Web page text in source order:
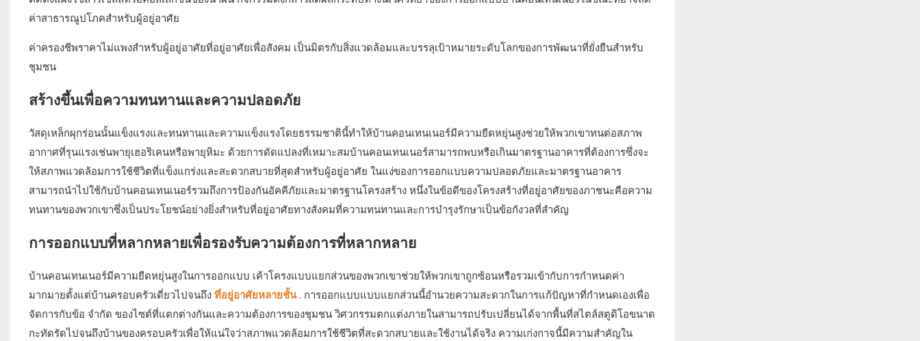
ค่าสาธารณูปโภคสำหรับผู้อยู่อาศัย
ค่าครองชีพราคาไม่แพงสำหรับผู้อยู่อาศัยที่อยู่อาศัยเพื่อสังคม เป็นมิตรกับสิ่งแวดล้อมและบรรลุเป้าหมายระดับโลกของการพัฒนาที่ยั่งยืนสำหรับ
ชุมชน
สร้างขึ้นเพื่อความทนทานและความปลอดภัย
วัสดุเหล็กผุกร่อนนั้นแข็งแรงและทนทานและความแข็งแรงโดยธรรมชาตินี้ทำให้บ้านคอนเทนเนอร์มีความยืดหยุ่นสูงช่วยให้พวกเขาทนต่อสภาพ
อากาศที่รุนแรงเช่นพายุเฮอริเคนหรือพายุหิมะ ด้วยการดัดแปลงที่เหมาะสมบ้านคอนเทนเนอร์สามารถพบหรือเกินมาตรฐานอาคารที่ต้องการซึ่งจะ
ให้สภาพแวดล้อมการใช้ชีวิตที่แข็งแกร่งและสะดวกสบายที่สุดสำหรับผู้อยู่อาศัย ในแง่ของการออกแบบความปลอดภัยและมาตรฐานอาคาร
สามารถนำไปใช้กับบ้านคอนเทนเนอร์รวมถึงการป้องกันอัคคีภัยและมาตรฐานโครงสร้าง หนึ่งในข้อดีของโครงสร้างที่อยู่อาศัยของภาชนะคือความ
ทนทานของพวกเขาซึ่งเป็นประโยชน์อย่างยิ่งสำหรับที่อยู่อาศัยทางสังคมที่ความทนทานและการบำรุงรักษาเป็นข้อกังวลที่สำคัญ
การออกแบบที่หลากหลายเพื่อรองรับความต้องการที่หลากหลาย
บ้านคอนเทนเนอร์มีความยืดหยุ่นสูงในการออกแบบ เค้าโครงแบบแยกส่วนของพวกเขาช่วยให้พวกเขาถูกซ้อนหรือรวมเข้ากับการกำหนดค่า
มากมายตั้งแต่บ้านครอบครัวเดี่ยวไปจนถึงที่อยู่อาศัยหลายชั้น. การออกแบบแบบแยกส่วนนี้อำนวยความสะดวกในการแก้ปัญหาที่กำหนดเองเพื่อ
จัดการกับข้อ จำกัด ของไซต์ที่แตกต่างกันและความต้องการของชุมชน วิศวกรรมตกแต่งภายในสามารถปรับเปลี่ยนได้จากพื้นที่สไตล์สตูดิโอขนาด
กะทัดรัดไปจนถึงบ้านของครอบครัวเพื่อให้แน่ใจว่าสภาพแวดล้อมการใช้ชีวิตที่สะดวกสบายและใช้งานได้จริง ความเก่งกาจนี้มีความสำคัญใน